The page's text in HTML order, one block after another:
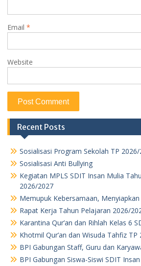
Email *
Website
Recent Posts
Sosialisasi Program Sekolah TP
Sosialisasi Anti Bullying
Kegiatan MPLS SDIT Insan Mulia
2026/2027
Memupuk Kebersamaan,
Rapat Kerja Tahun Pelajaran 2026/
Karantina Qur’an dan Rihlah Kelas 6
Khotmil Qur’an dan Wisuda Tahfiz TP
BPI Gabungan Staff, Guru dan
BPI Gabungan Siswa-Siswi SDIT